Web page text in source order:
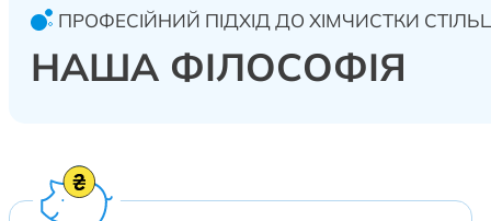
ПРОФЕСІЙНИЙ ПІДХІД ДО ХІМЧИСТКИ
НАША ФІЛОСОФІЯ